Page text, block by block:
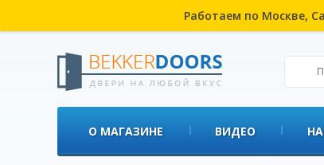
Работаем по Москве,
О МАГАЗИНЕ ВИДЕО